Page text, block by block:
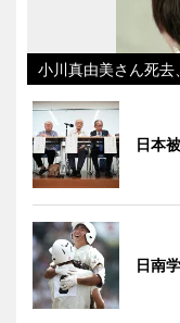
小川真由美さん死去
日本
日南